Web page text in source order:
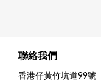
聯絡我們
香港仔黃竹坑道99號